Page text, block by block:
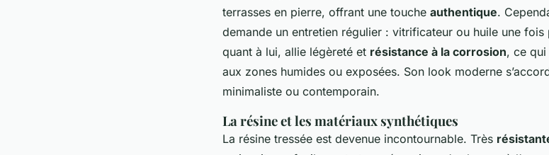
terrasses en pierre, offrant une touche authentique.
demande un entretien régulier : vitrificateur ou huile une fois
quant à lui, allie légèreté et résistance à la corrosion, ce
aux zones humides ou exposées. Son look moderne
minimaliste ou contemporain.
La résine et les matériaux synthétiques
La résine tressée est devenue incontournable. Très